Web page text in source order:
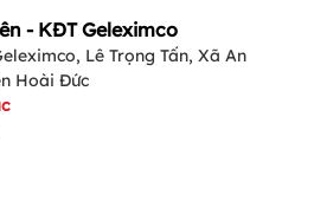
- KĐT Geleximco
Lê Trọng Tấn, Xã An
Hoài Đức